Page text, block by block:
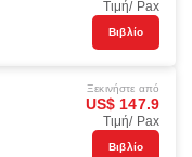
Τιμή/ Pax
Βιβλίο
Ξεκινήστε από
US$ 147.9
Τιμή/ Pax
Βιβλίο